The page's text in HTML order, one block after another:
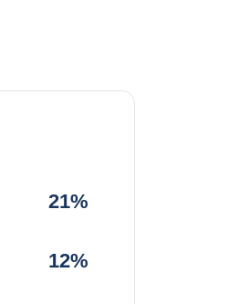
21%
12%